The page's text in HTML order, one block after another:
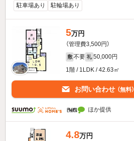
駐車場あり 駐輪場あり
5万円
（管理費3,500円）
敷 不要 礼 50,000円
1階 / 1LDK / 42.63㎡
お問い合わせ （無料）
ほか提供
4.8万円